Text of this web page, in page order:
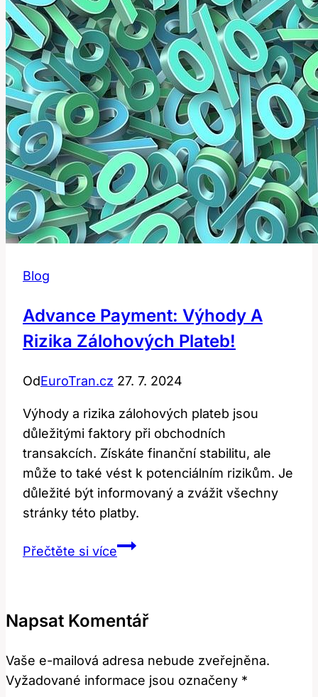
Blog
Advance Payment: Výhody A
Rizika Zálohových Plateb!
OdEuroTran.cz 27. 7. 2024
Výhody a rizika zálohových plateb jsou
důležitými faktory při obchodních
transakcích. Získáte finanční stabilitu, ale
může to také vést k potenciálním rizikům. Je
důležité být informovaný a zvážit všechny
stránky této platby.
Přečtěte si víceAdvance
rizika
plateb!
Napsat Komentář
Vaše e-mailová adresa nebude zveřejněna.
Vyžadované informace jsou označeny *